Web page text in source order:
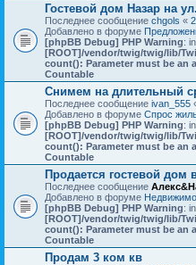
Гостевой дом Назар на
Последнее сообщение chgols «
Добавлено в форуме
[phpBB Debug] PHP Warning:
[ROOT]/vendor/twig/twig/lib/
count(): Parameter must be an
Countable
Снимем на длительный
Последнее сообщение ivan_555
Добавлено в форуме Спрос
[phpBB Debug] PHP Warning:
[ROOT]/vendor/twig/twig/lib/
count(): Parameter must be an
Countable
Продается гостевой дом
Последнее сообщение
Добавлено в форуме
[phpBB Debug] PHP Warning:
[ROOT]/vendor/twig/twig/lib/
count(): Parameter must be an
Countable
Продам 3 ком кв